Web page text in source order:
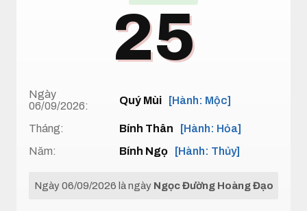
25
Ngày
06/09/2026:
Quý Mùi [Hành: Mộc]
Tháng: Bính Thân
[Hành: Hỏa]
Năm:
Bính Ngọ [Hành: Thủy]
Ngày 06/09/2026 là ngày Ngọc Đường Hoàng Đạo